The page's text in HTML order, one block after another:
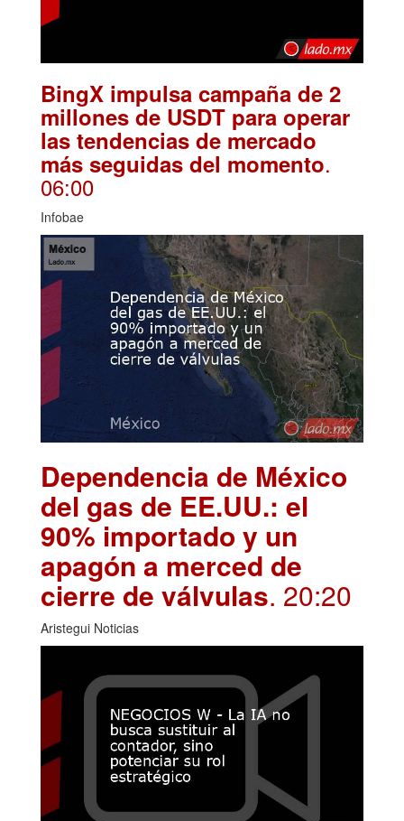
BingX impulsa campaña de 2
millones de USDT para operar
las tendencias de mercado
más seguidas del momento.
06:00
Infobae
Dependencia de México
del gas de EE.UU.: el
90% importado y un
apagón a merced de
cierre de válvulas. 20:20
Aristegui Noticias